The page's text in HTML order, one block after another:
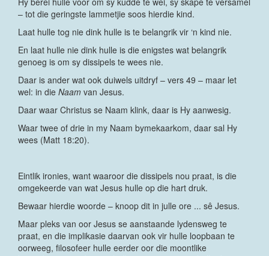
– tot die geringste lammetjie soos hierdie kind.
Laat hulle tog nie dink hulle is te belangrik vir ‘n kind nie.
En laat hulle nie dink hulle is die enigstes wat belangrik
genoeg is om sy dissipels te wees nie.
Daar is ander wat ook duiwels uitdryf – vers 49 – maar let
wel: in die Naam van Jesus.
Daar waar Christus se Naam klink, daar is Hy aanwesig.
Waar twee of drie in my Naam bymekaarkom, daar sal Hy
wees (Matt 18:20).
Eintlik ironies, want waaroor die dissipels nou praat, is die
omgekeerde van wat Jesus hulle op die hart druk.
Bewaar hierdie woorde – knoop dit in julle ore ... sê Jesus.
Maar pleks van oor Jesus se aanstaande lydensweg te
praat, en die implikasie daarvan ook vir hulle loopbaan te
oorweeg, filosofeer hulle eerder oor die moontlike